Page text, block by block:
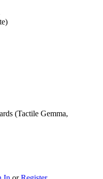
(Tactile Gemma,